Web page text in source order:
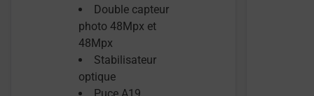
Double capteur
photo 48Mpx et
48Mpx
Stabilisateur
optique